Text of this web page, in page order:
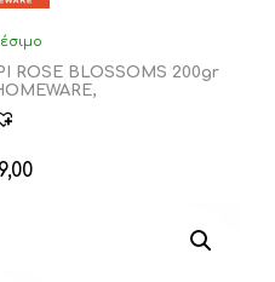
ROSE BLOSSOMS 200gr